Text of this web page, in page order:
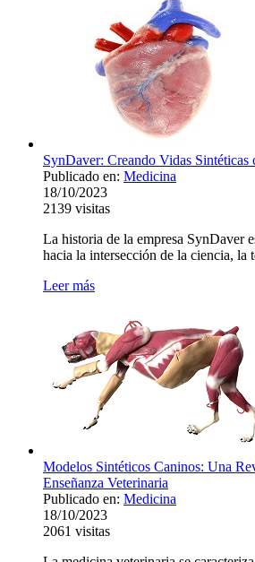
SynDaver: Creando Vidas
Publicado en: Medicina
18/10/2023
2139 visitas
La historia de la empresa SynDaver
hacia la intersección de la ciencia, la
Leer más
Modelos Sintéticos Caninos: Una
Enseñanza Veterinaria
Publicado en: Medicina
18/10/2023
2061 visitas